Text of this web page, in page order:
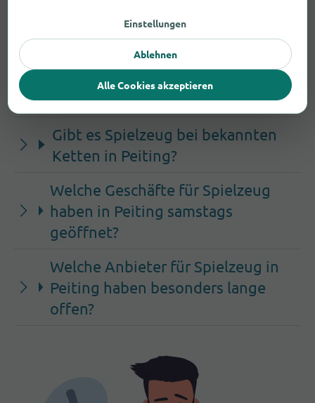
auf Spielzeug spezialisiert haben.
Beispiele: Spiel+Pro Baby Inh. Hildegard Hensel
(Am Lerchenfeld 1), Müller (Schongauer Straße
Gibt es Spielzeug bei bekannten
Ketten in Peiting?
Welche Geschäfte für Spielzeug
haben in Peiting samstags
geöffnet?
Welche Anbieter für Spielzeug in
Peiting haben besonders lange
offen?
Einstellungen
Ablehnen
Alle Cookies akzeptieren